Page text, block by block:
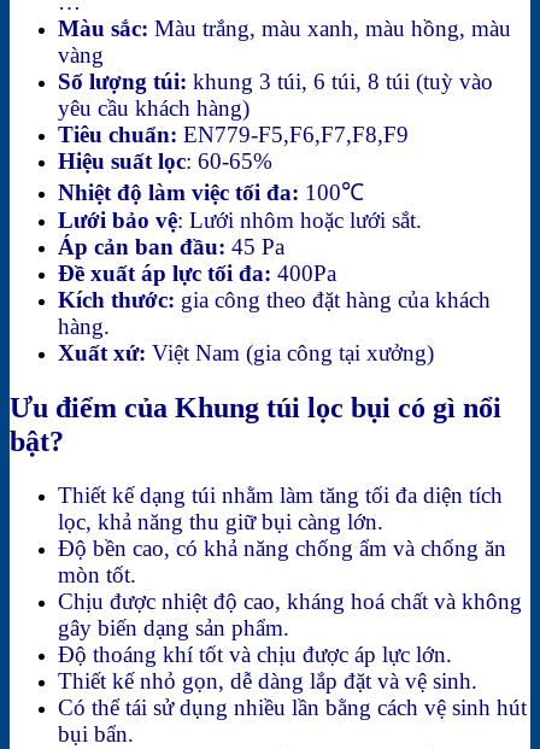
Màu sắc: Màu trắng, màu xanh, màu hồng, màu
vàng
Số lượng túi: khung 3 túi, 6 túi, 8 túi (tuỳ vào
yêu cầu khách hàng)
Tiêu chuẩn: EN779-F5,F6,F7,F8,F9
Hiệu suất lọc: 60-65%
Nhiệt độ làm việc tối đa: 100℃
Lưới bảo vệ: Lưới nhôm hoặc lưới sắt.
Áp cản ban đầu: 45 Pa
Đề xuất áp lực tối đa: 400Pa
Kích thước: gia công theo đặt hàng của khách
hàng.
Xuất xứ: Việt Nam (gia công tại xưởng)
Ưu điểm của Khung túi lọc bụi có gì nổi
bật?
Thiết kế dạng túi nhằm làm tăng tối đa diện tích
lọc, khả năng thu giữ bụi càng lớn.
Độ bền cao, có khả năng chống ẩm và chống ăn
mòn tốt.
Chịu được nhiệt độ cao, kháng hoá chất và không
gây biến dạng sản phẩm.
Độ thoáng khí tốt và chịu được áp lực lớn.
Thiết kế nhỏ gọn, dễ dàng lắp đặt và vệ sinh.
Có thể tái sử dụng nhiều lần bằng cách vệ sinh hút
bụi bẩn.